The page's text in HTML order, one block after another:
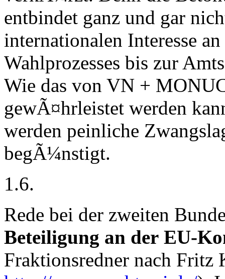
entbindet ganz und gar
internationalen Interesse
Wahlprozesses bis zur
Wie das von VN +
gewÃ¤hrleistet werden
werden peinliche
begÃ¼nstigt.
1.6.
Rede bei der zweiten
Beteiligung an der EU-
Fraktionsredner nach Fritz